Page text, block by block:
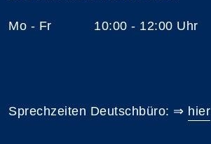
Mo - Fr 10:00 - 12:00 Uhr
Sprechzeiten Deutschbüro: ⇒ hier